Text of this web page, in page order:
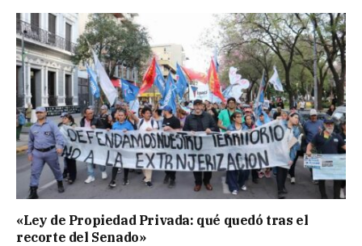
«Ley de Propiedad Privada: qué quedó tras el
recorte del Senado»